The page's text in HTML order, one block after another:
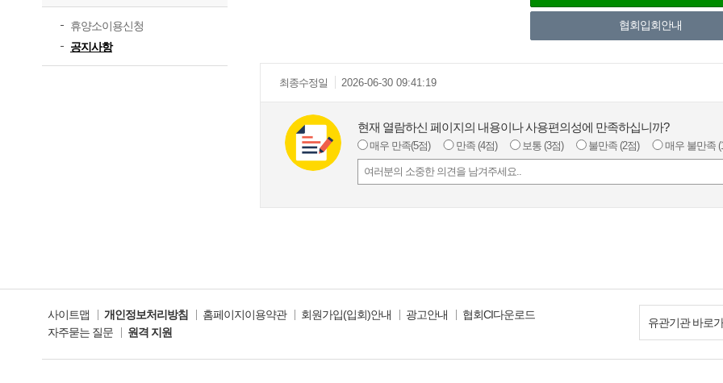
휴양소이용신청
공지사항
협회입회안내
최종수정일 2026-06-30 09:41:19
현재 열람하신 페이지의 내용이나 사용편의성에 만족하십니까?
매우 만족(5점) 만족 (4점) 보통 (3점) 불만족 (2점) 매우 불만족
유관기관 바로
사이트맵 개인정보처리방침 홈페이지이용약관 회원가입(입회)안내 광고안내
협회CI다운로드
자주묻는 질문
원격 지원